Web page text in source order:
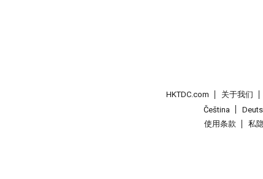
HKTDC.com 关于我们
Čeština
使用条款
私